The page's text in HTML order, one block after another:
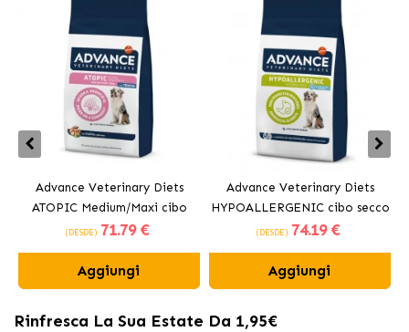
Advance Veterinary Diets
ATOPIC Medium/Maxi cibo
secco per cani
(DESDE) 71.79 €
Aggiungi
Advance Veterinary Diets
HYPOALLERGENIC cibo secco
per cani
(DESDE) 74.19 €
Aggiungi
Rinfresca La Sua Estate Da 1,95€